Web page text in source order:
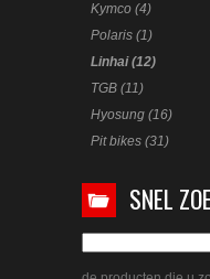
Kymco (4)
Polaris (1)
Linhai (12)
TGB (11)
Hyosung (16)
Pit bikes (31)
SNEL